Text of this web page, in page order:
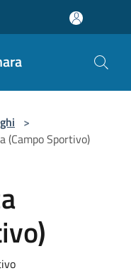
>
(Campo Sportivo)